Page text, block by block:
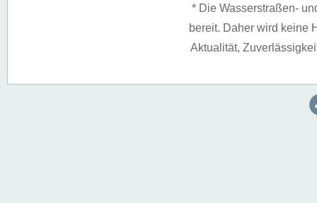
* Die Wasserstraßen-
bereit. Daher wird keine
Aktualität,